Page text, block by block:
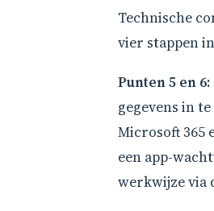
Technische
vier stappen
Punten 5 en
gegevens in
Microsoft 365
een app-
werkwijze via